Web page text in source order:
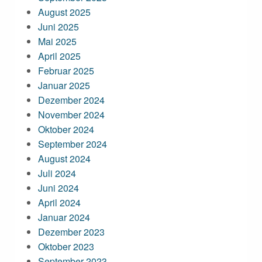
August 2025
Juni 2025
Mai 2025
April 2025
Februar 2025
Januar 2025
Dezember 2024
November 2024
Oktober 2024
September 2024
August 2024
Juli 2024
Juni 2024
April 2024
Januar 2024
Dezember 2023
Oktober 2023